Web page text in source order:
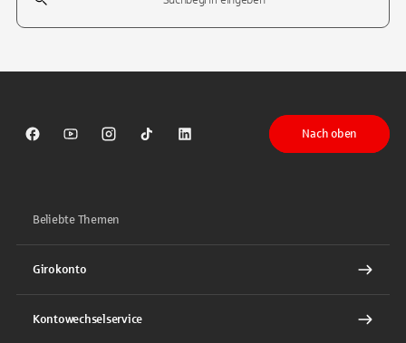
Sparkasse auf Facebook
Sparkasse auf Youtube
Sparkasse auf Instagram
Sparkasse auf TikTok
Sparkasse auf LinkedIn
Nach oben
Beliebte Themen
Girokonto
Kontowechselservice